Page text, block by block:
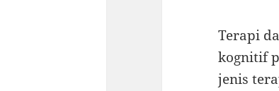
Terapi
kognitif
jenis